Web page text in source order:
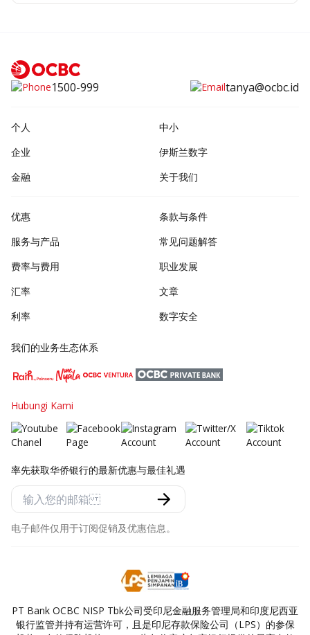
1500-999 tanya@ocbc.id
个人
中小
企业
伊斯兰数字
金融
关于我们
优惠
服务与产品
费率与费用
汇率
利率
条款与条件
常见问题解答
职业发展
文章
数字安全
我们的业务生态体系
Hubungi Kami
率先获取华侨银行的最新优惠与最佳礼遇
电子邮件仅用于订阅促销及优惠信息。
PT Bank OCBC NISP Tbk公司受印尼金融服务管理局和印度尼西亚
银行监管并持有运营许可，且是印尼存款保险公司（LPS）的参保